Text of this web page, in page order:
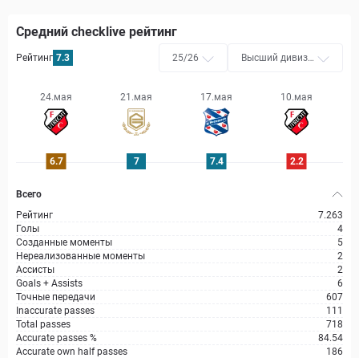
Средний checklive рейтинг
Рейтинг 7.3 25/26
Высший дивизи
24.мая 21.мая 17.мая 10.мая
6.7 7 7.4 2.2
Всего
Рейтинг
7.263
Голы
4
Созданные моменты
5
Нереализованные моменты
2
Ассисты
2
Goals + Assists
6
Точные передачи
607
Inaccurate passes
111
Total passes
718
Accurate passes %
84.54
Accurate own half passes
186